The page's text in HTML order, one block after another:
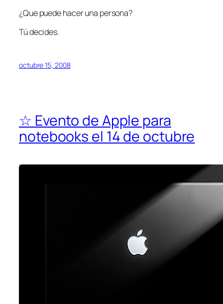
¿Que puede hacer una persona?
Tú decides.
octubre 15, 2008
☆ Evento de Apple para
notebooks el 14 de octubre